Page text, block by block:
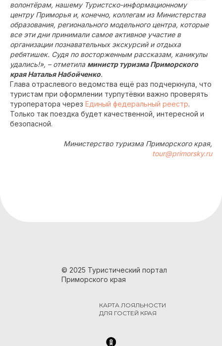
волонтёрам, нашему Туристско-информационному
центру Приморья и, конечно, коллегам из Министерства
образования, регионального модельного центра, которые
все эти дни принимали самое активное участие в
организации познавательных экскурсий и отдыха
ребятишек. Судя по восторженным рассказам, каникулы
удались!», – отметила министр туризма Приморского
края Наталья Набойченко.
Глава отраслевого ведомства ещё раз подчеркнула, что
туристам при оформлении турпутёвки важно проверять
туроператора через Единый федеральный реестр.
Только так поездка будет качественной, интересной и
безопасной.
Министерство туризма Приморского края,
tour@primorsky.ru
© 2025 Туристический портал
Приморского края
КАРТА ЛОЯЛЬНОСТИ
ДЛЯ ГОСТЕЙ КРАЯ